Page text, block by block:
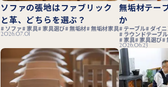
ソファの張地はファブリック
と革、どちらを選ぶ？
ソファ 家具 家具選び 無垢材 無垢材家具
2026.07.01
無垢材テー
か
テーブル ダイ
ラウンドテーブル
家具 家具選び
2026.06.23